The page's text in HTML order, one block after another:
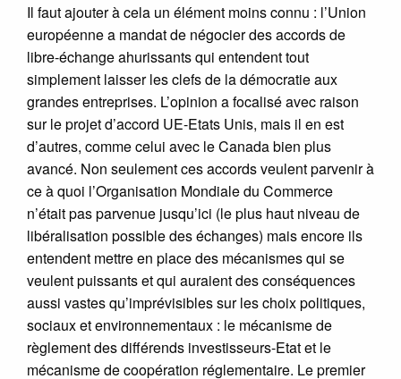
Il faut ajouter à cela un élément moins connu : l’Union
européenne a mandat de négocier des accords de
libre-échange ahurissants qui entendent tout
simplement laisser les clefs de la démocratie aux
grandes entreprises. L’opinion a focalisé avec raison
sur le projet d’accord UE-Etats Unis, mais il en est
d’autres, comme celui avec le Canada bien plus
avancé. Non seulement ces accords veulent parvenir à
ce à quoi l’Organisation Mondiale du Commerce
n’était pas parvenue jusqu’ici (le plus haut niveau de
libéralisation possible des échanges) mais encore ils
entendent mettre en place des mécanismes qui se
veulent puissants et qui auraient des conséquences
aussi vastes qu’imprévisibles sur les choix politiques,
sociaux et environnementaux : le mécanisme de
règlement des différends investisseurs-Etat et le
mécanisme de coopération réglementaire. Le premier